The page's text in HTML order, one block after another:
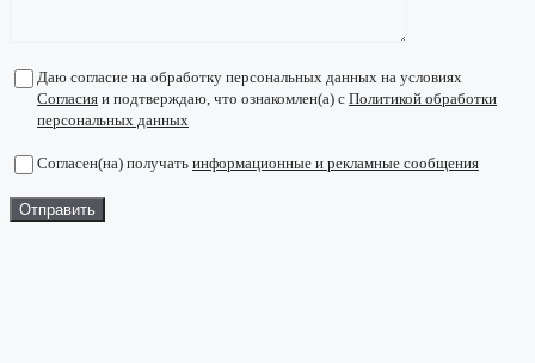
Даю согласие на обработку персональных данных на условиях
Согласия и подтверждаю, что ознакомлен(а) с Политикой обработки
персональных данных
Согласен(на) получать информационные и рекламные сообщения